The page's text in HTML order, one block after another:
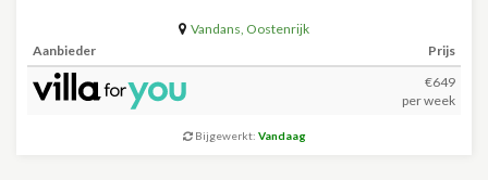
Vandans, Oostenrijk
Aanbieder
Prijs
€649
per week
Bijgewerkt: Vandaag